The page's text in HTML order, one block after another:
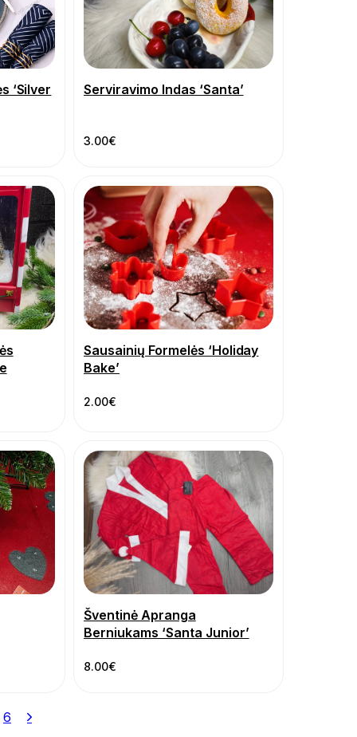
‘Silver Serviravimo Indas ‘Santa’
3.00€
Sausainių Formelės ‘Holiday
Bake’
2.00€
Šventinė Apranga
Berniukams ‘Santa Junior’
8.00€
6